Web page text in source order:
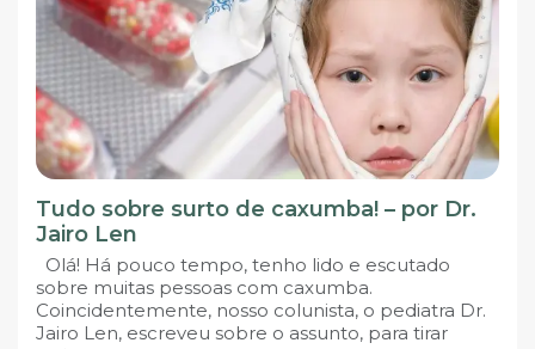
Tudo sobre surto de caxumba! – por Dr.
Jairo Len
Olá! Há pouco tempo, tenho lido e escutado
sobre muitas pessoas com caxumba.
Coincidentemente, nosso colunista, o pediatra Dr.
Jairo Len, escreveu sobre o assunto, para tirar